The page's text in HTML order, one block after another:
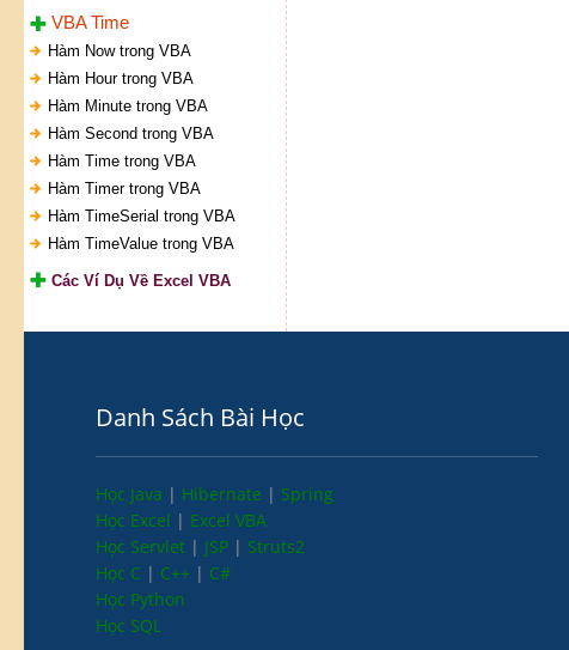
VBA Time
Hàm Now trong VBA
Hàm Hour trong VBA
Hàm Minute trong VBA
Hàm Second trong VBA
Hàm Time trong VBA
Hàm Timer trong VBA
Hàm TimeSerial trong VBA
Hàm TimeValue trong VBA
Các Ví Dụ Về Excel VBA
Danh Sách Bài Học
Học Java | Hibernate | Spring
Học Excel | Excel VBA
Học Servlet | JSP | Struts2
Học C | C++ | C#
Học Python
Học SQL